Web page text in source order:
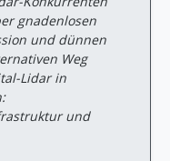
gnadenlosen
und dünnen
Weg
Lidar in
und